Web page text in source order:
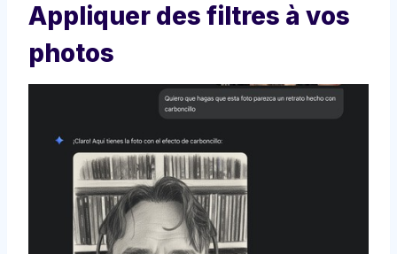
Appliquer des filtres à vos
photos